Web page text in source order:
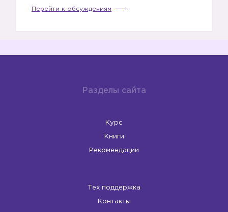
Перейти к обсуждениям
Разделы сайта
Курс
Книги
Рекомендации
Тех поддержка
Контакты